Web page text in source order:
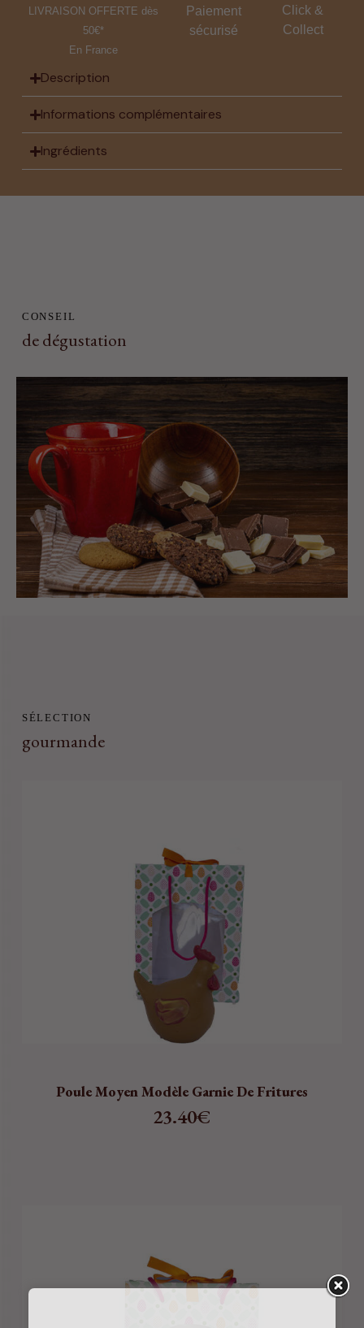
LIVRAISON OFFERTE dès
50€*
En France
Paiement
sécurisé
Click &
Collect
Description
Informations complémentaires
Ingrédients
CONSEIL
de dégustation
SÉLECTION
gourmande
Poule Moyen Modèle Garnie De Fritures
23.40€